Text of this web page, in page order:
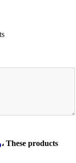
، These products